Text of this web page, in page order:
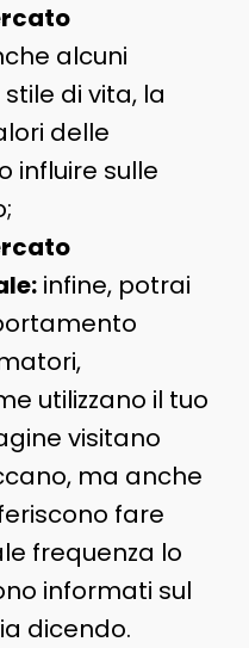
alcuni
di vita, la
delle
influire sulle
infine, potrai
utilizzano il tuo
visitano
ma anche
fare
frequenza lo
informati sul
dicendo.